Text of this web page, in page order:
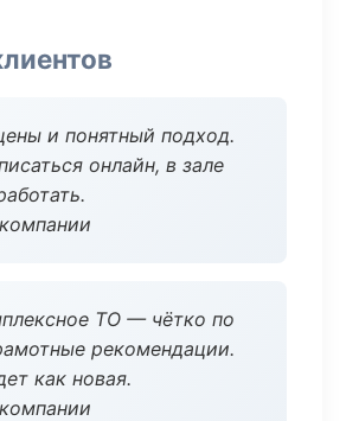
и понятный подход.
онлайн, в зале
ТО — чётко по
рекомендации.
как новая.